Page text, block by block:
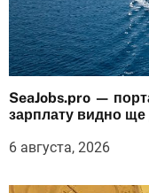
SeaJobs.pro —
зарплату видно ще
6 августа, 2026